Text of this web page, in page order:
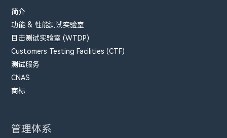
简介
功能 & 性能测试实验室
目击测试实验室 (WTDP)
Customers Testing Facilities (CTF)
测试服务
CNAS
商标
管理体系